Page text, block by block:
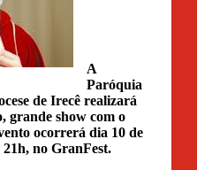
A
Paróquia
de Irecê realizará
grande show com o
ocorrerá dia 10 de
no GranFest.